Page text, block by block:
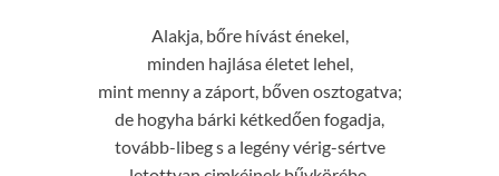
Alakja, bőre hívást énekel,
minden hajlása életet lehel,
mint menny a záport, bőven osztogatva;
de hogyha bárki kétkedően fogadja,
tovább-libeg s a legény vérig-sértve